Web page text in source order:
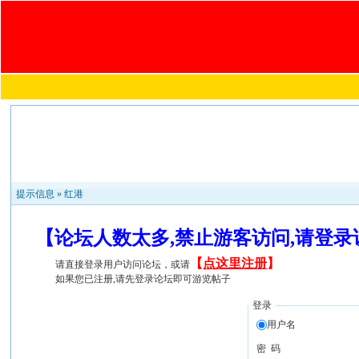
提示信息 »红港
【论坛人数太多,禁止游客访问,请登
请直接登录用户访问论坛，或请 【 点这里注册】
如果您已注册,请先登录论坛即可游览帖子
登录
用户名
密 码